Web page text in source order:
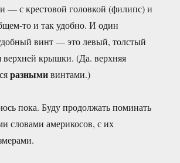
— с крестовой головкой (филипс) и
то и так удобно. И один
винт — это левый, толстый
верхней крышки. (Да. верхняя
разнымивинтами.)
пока. Буду продолжать поминать
словами америкосов, с их